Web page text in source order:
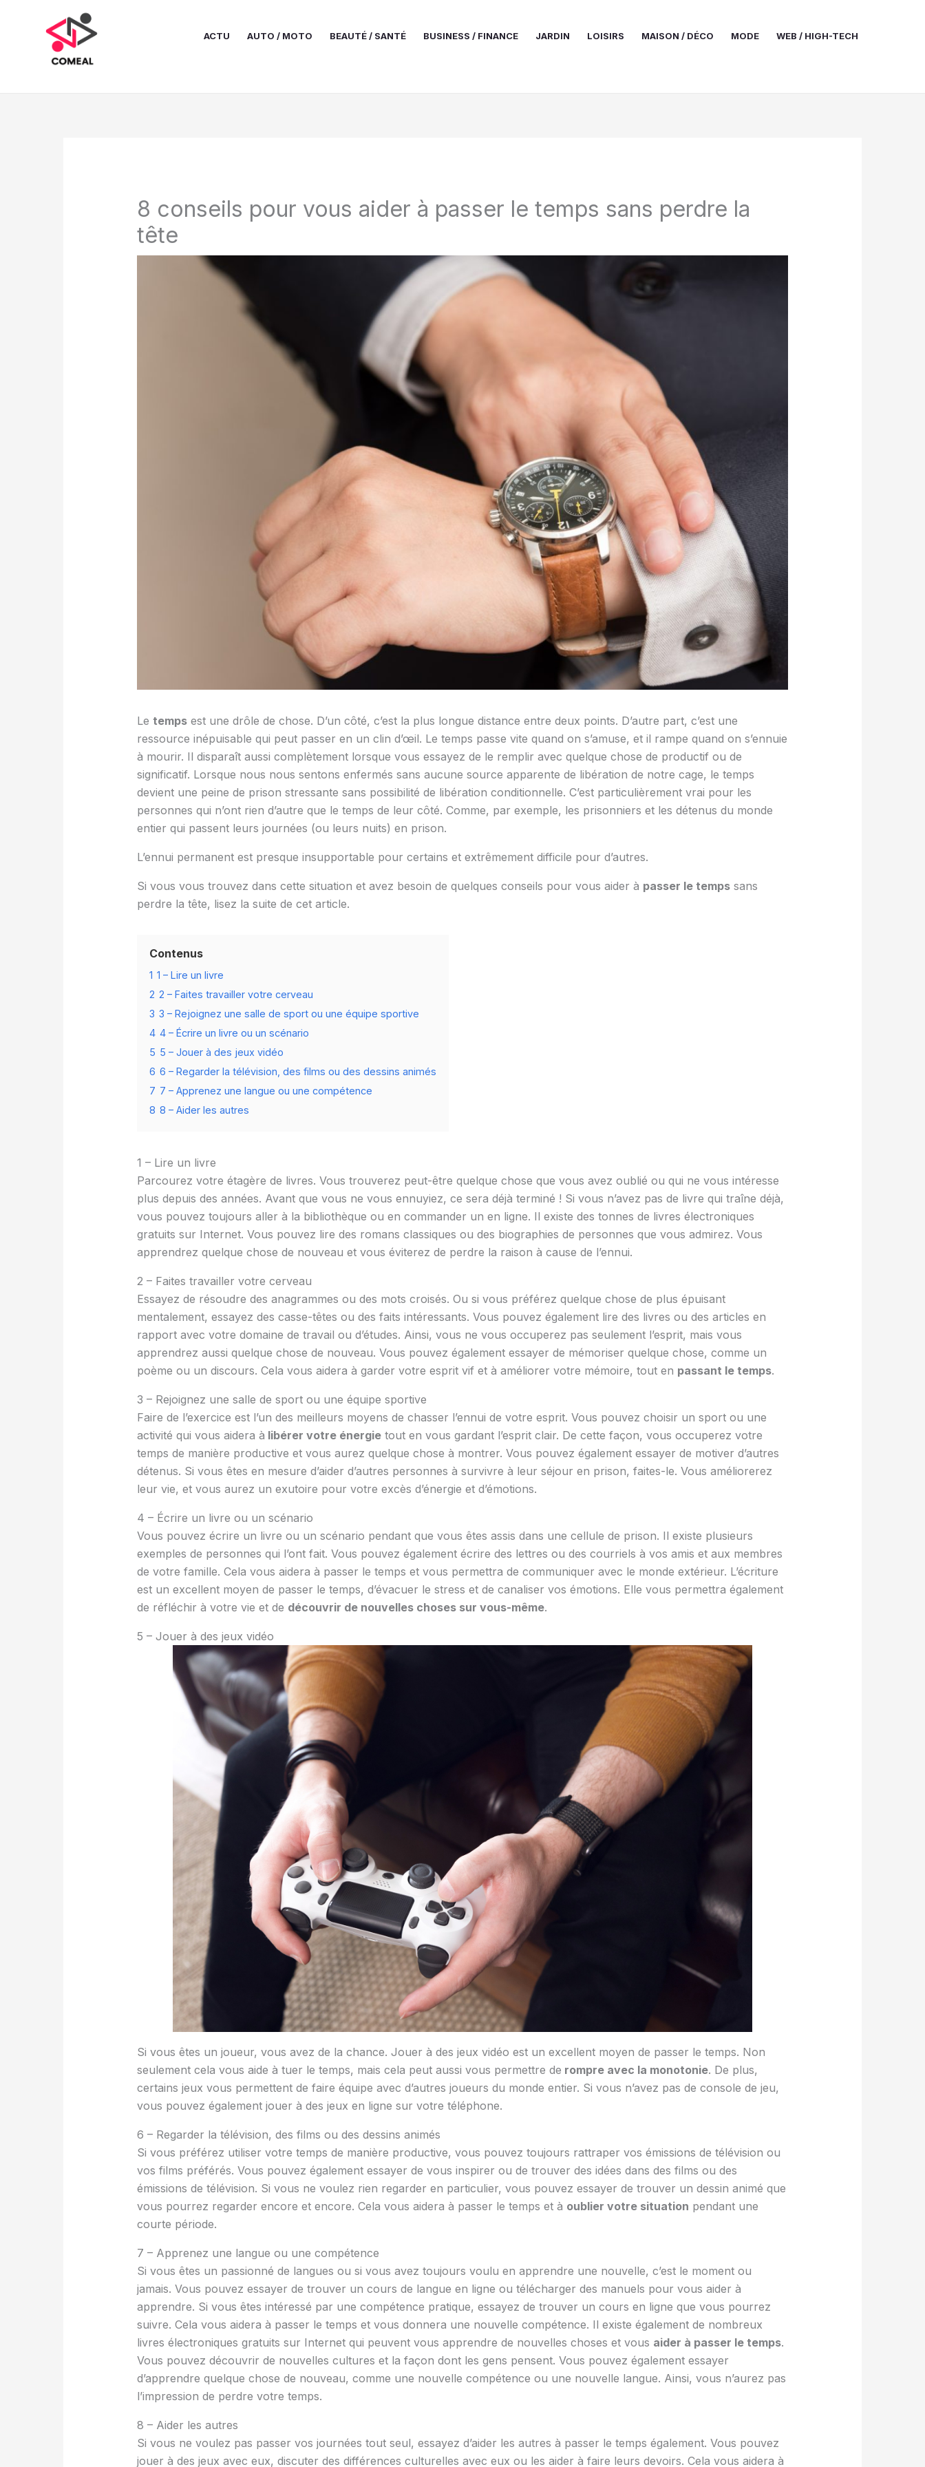
ACTU AUTO / MOTO BEAUTÉ / SANTÉ BUSINESS / FINANCE JARDIN LOISIRS MAISON / DÉCO MODE WEB / HIGH-TECH
8 conseils pour vous aider à passer le temps sans perdre la
tête
Le tempsest une drôle de chose. D’un côté, c’est la plus longue distance entre deux points. D’autre part, c’est une
ressource inépuisable qui peut passer en un clin d’œil. Le temps passe vite quand on s’amuse, et il rampe quand on s’ennuie
à mourir. Il disparaît aussi complètement lorsque vous essayez de le remplir avec quelque chose de productif ou de
significatif. Lorsque nous nous sentons enfermés sans aucune source apparente de libération de notre cage, le temps
devient une peine de prison stressante sans possibilité de libération conditionnelle. C’est particulièrement vrai pour les
personnes qui n’ont rien d’autre que le temps de leur côté. Comme, par exemple, les prisonniers et les détenus du monde
entier qui passent leurs journées (ou leurs nuits) en prison.
L’ennui permanent est presque insupportable pour certains et extrêmement difficile pour d’autres.
Si vous vous trouvez dans cette situation et avez besoin de quelques conseils pour vous aider à passer le tempssans
perdre la tête, lisez la suite de cet article.
Contenus
1 1 – Lire un livre
2 2 – Faites travailler votre cerveau
3 3 – Rejoignez une salle de sport ou une équipe sportive
4 4 – Écrire un livre ou un scénario
5 5 – Jouer à des jeux vidéo
6 6 – Regarder la télévision, des films ou des dessins animés
7 7 – Apprenez une langue ou une compétence
8 8 – Aider les autres
1 – Lire un livre
Parcourez votre étagère de livres. Vous trouverez peut-être quelque chose que vous avez oublié ou qui ne vous intéresse
plus depuis des années. Avant que vous ne vous ennuyiez, ce sera déjà terminé ! Si vous n’avez pas de livre qui traîne déjà,
vous pouvez toujours aller à la bibliothèque ou en commander un en ligne. Il existe des tonnes de livres électroniques
gratuits sur Internet. Vous pouvez lire des romans classiques ou des biographies de personnes que vous admirez. Vous
apprendrez quelque chose de nouveau et vous éviterez de perdre la raison à cause de l’ennui.
2 – Faites travailler votre cerveau
Essayez de résoudre des anagrammes ou des mots croisés. Ou si vous préférez quelque chose de plus épuisant
mentalement, essayez des casse-têtes ou des faits intéressants. Vous pouvez également lire des livres ou des articles en
rapport avec votre domaine de travail ou d’études. Ainsi, vous ne vous occuperez pas seulement l’esprit, mais vous
apprendrez aussi quelque chose de nouveau. Vous pouvez également essayer de mémoriser quelque chose, comme un
poème ou un discours. Cela vous aidera à garder votre esprit vif et à améliorer votre mémoire, tout en passant le temps.
3 – Rejoignez une salle de sport ou une équipe sportive
Faire de l’exercice est l’un des meilleurs moyens de chasser l’ennui de votre esprit. Vous pouvez choisir un sport ou une
activité qui vous aidera à libérer votre énergietout en vous gardant l’esprit clair. De cette façon, vous occuperez votre
temps de manière productive et vous aurez quelque chose à montrer. Vous pouvez également essayer de motiver d’autres
détenus. Si vous êtes en mesure d’aider d’autres personnes à survivre à leur séjour en prison, faites-le. Vous améliorerez
leur vie, et vous aurez un exutoire pour votre excès d’énergie et d’émotions.
4 – Écrire un livre ou un scénario
Vous pouvez écrire un livre ou un scénario pendant que vous êtes assis dans une cellule de prison. Il existe plusieurs
exemples de personnes qui l’ont fait. Vous pouvez également écrire des lettres ou des courriels à vos amis et aux membres
de votre famille. Cela vous aidera à passer le temps et vous permettra de communiquer avec le monde extérieur. L’écriture
est un excellent moyen de passer le temps, d’évacuer le stress et de canaliser vos émotions. Elle vous permettra également
de réfléchir à votre vie et de découvrir de nouvelles choses sur vous-même.
5 – Jouer à des jeux vidéo
Si vous êtes un joueur, vous avez de la chance. Jouer à des jeux vidéo est un excellent moyen de passer le temps. Non
seulement cela vous aide à tuer le temps, mais cela peut aussi vous permettre de rompre avec la monotonie. De plus,
certains jeux vous permettent de faire équipe avec d’autres joueurs du monde entier. Si vous n’avez pas de console de jeu,
vous pouvez également jouer à des jeux en ligne sur votre téléphone.
6 – Regarder la télévision, des films ou des dessins animés
Si vous préférez utiliser votre temps de manière productive, vous pouvez toujours rattraper vos émissions de télévision ou
vos films préférés. Vous pouvez également essayer de vous inspirer ou de trouver des idées dans des films ou des
émissions de télévision. Si vous ne voulez rien regarder en particulier, vous pouvez essayer de trouver un dessin animé que
vous pourrez regarder encore et encore. Cela vous aidera à passer le temps et à oublier votre situation pendant une
courte période.
7 – Apprenez une langue ou une compétence
Si vous êtes un passionné de langues ou si vous avez toujours voulu en apprendre une nouvelle, c’est le moment ou
jamais. Vous pouvez essayer de trouver un cours de langue en ligne ou télécharger des manuels pour vous aider à
apprendre. Si vous êtes intéressé par une compétence pratique, essayez de trouver un cours en ligne que vous pourrez
suivre. Cela vous aidera à passer le temps et vous donnera une nouvelle compétence. Il existe également de nombreux
livres électroniques gratuits sur Internet qui peuvent vous apprendre de nouvelles choses et vous aider à passer le temps.
Vous pouvez découvrir de nouvelles cultures et la façon dont les gens pensent. Vous pouvez également essayer
d’apprendre quelque chose de nouveau, comme une nouvelle compétence ou une nouvelle langue. Ainsi, vous n’aurez pas
l’impression de perdre votre temps.
8 – Aider les autres
Si vous ne voulez pas passer vos journées tout seul, essayez d’aider les autres à passer le temps également. Vous pouvez
jouer à des jeux avec eux, discuter des différences culturelles avec eux ou les aider à faire leurs devoirs. Cela vous aidera à